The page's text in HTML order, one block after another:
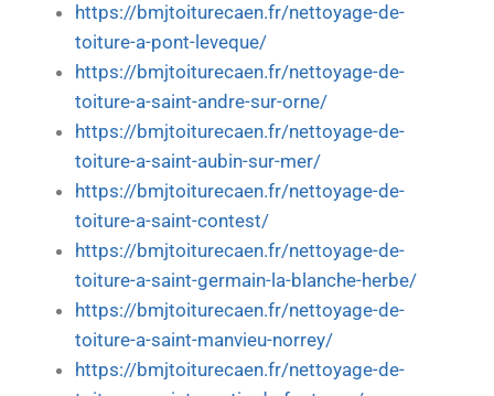
https://bmjtoiturecaen.fr/nettoyage-de-
toiture-a-pont-leveque/
https://bmjtoiturecaen.fr/nettoyage-de-
toiture-a-saint-andre-sur-orne/
https://bmjtoiturecaen.fr/nettoyage-de-
toiture-a-saint-aubin-sur-mer/
https://bmjtoiturecaen.fr/nettoyage-de-
toiture-a-saint-contest/
https://bmjtoiturecaen.fr/nettoyage-de-
toiture-a-saint-germain-la-blanche-herbe/
https://bmjtoiturecaen.fr/nettoyage-de-
toiture-a-saint-manvieu-norrey/
https://bmjtoiturecaen.fr/nettoyage-de-